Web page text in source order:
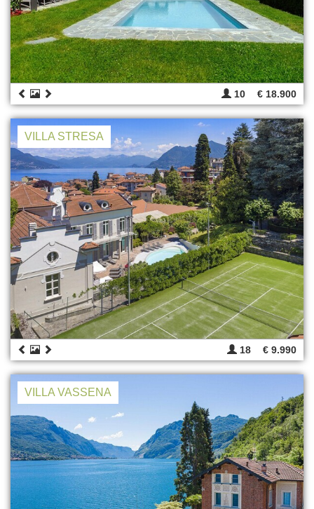
10 € 18.900
VILLA STRESA
18 € 9.990
VILLA VASSENA